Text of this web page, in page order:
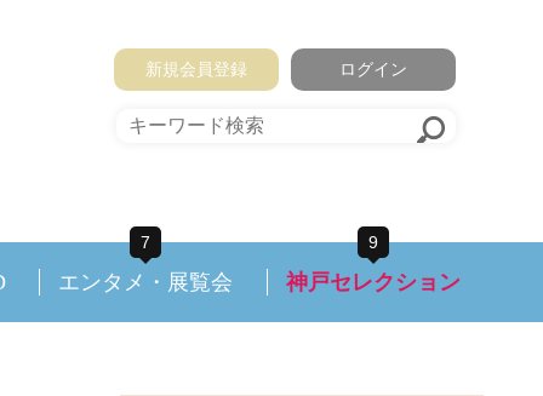
新規会員登録 ログイン
7
エンタメ・展覧会
9
神戸セレクション